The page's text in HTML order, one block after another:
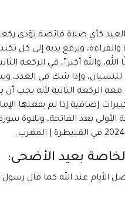
كأي صلاة فائضة تؤدى
والقراءة، ويرفع يديه إلى
إلّا الله، والله أكبر”، في
للنسيان، وإذا شك في العدد،
الركعة الثانية لأنه يجب
إضافية إذا لم
بعد الفاتحة، وتلاوة
بعيد الأضحى:
الأيام عند الله كما قال